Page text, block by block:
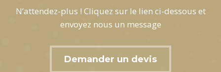
N’attendez-plus ! Cliquez sur le lien ci-dessous et
envoyez nous un message
Demander un devis